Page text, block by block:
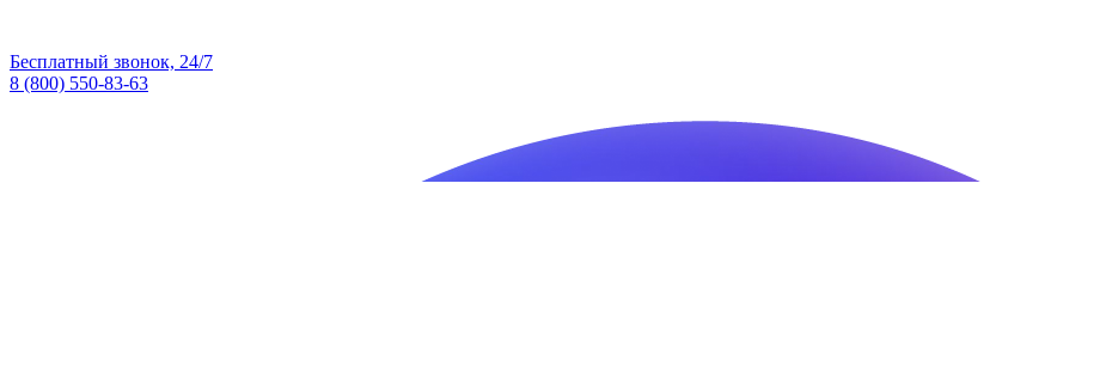
Бесплатный звонок, 24/7
8 (800) 550-83-63